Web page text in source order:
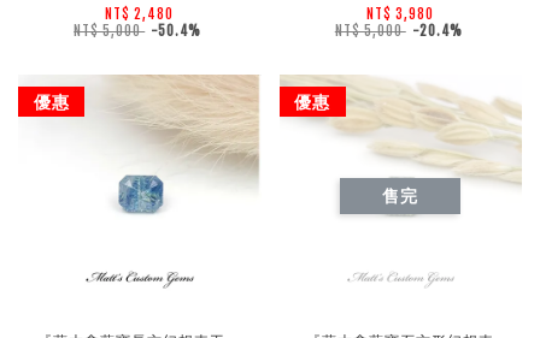
NT$ 2,480
NT$ 5,000 -50.4%
NT$ 3,980
NT$ 5,000 -20.4%
優惠 優惠
售完